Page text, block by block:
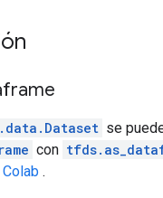
se
con
Colab .